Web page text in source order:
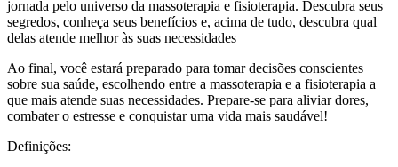
jornada pelo universo da massoterapia e fisioterapia. Descubra seus
segredos, conheça seus benefícios e, acima de tudo, descubra qual
delas atende melhor às suas necessidades
Ao final, você estará preparado para tomar decisões conscientes
sobre sua saúde, escolhendo entre a massoterapia e a fisioterapia a
que mais atende suas necessidades. Prepare-se para aliviar dores,
combater o estresse e conquistar uma vida mais saudável!
Definições: